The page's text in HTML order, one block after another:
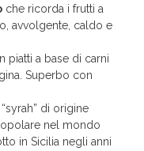
che ricorda i frutti a
avvolgente, caldo e
piatti a base di carni
Superbo con
di origine
nel mondo
in Sicilia negli anni